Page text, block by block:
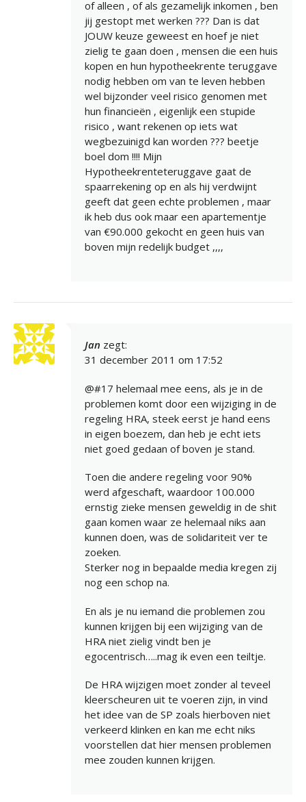
of alleen , of als gezamelijk inkomen , ben
jij gestopt met werken ??? Dan is dat
JOUW keuze geweest en hoef je niet
zielig te gaan doen , mensen die een huis
kopen en hun hypotheekrente teruggave
nodig hebben om van te leven hebben
wel bijzonder veel risico genomen met
hun financieën , eigenlijk een stupide
risico , want rekenen op iets wat
wegbezuinigd kan worden ??? beetje
boel dom !!!! Mijn
Hypotheekrenteteruggave gaat de
spaarrekening op en als hij verdwijnt
geeft dat geen echte problemen , maar
ik heb dus ook maar een apartementje
van €90.000 gekocht en geen huis van
boven mijn redelijk budget ,,,,
Jan zegt:
31 december 2011 om 17:52
@#17 helemaal mee eens, als je in de
problemen komt door een wijziging in de
regeling HRA, steek eerst je hand eens
in eigen boezem, dan heb je echt iets
niet goed gedaan of boven je stand.
Toen die andere regeling voor 90%
werd afgeschaft, waardoor 100.000
ernstig zieke mensen geweldig in de shit
gaan komen waar ze helemaal niks aan
kunnen doen, was de solidariteit ver te
zoeken.
Sterker nog in bepaalde media kregen zij
nog een schop na.
En als je nu iemand die problemen zou
kunnen krijgen bij een wijziging van de
HRA niet zielig vindt ben je
egocentrisch…..mag ik even een teiltje.
De HRA wijzigen moet zonder al teveel
kleerscheuren uit te voeren zijn, in vind
het idee van de SP zoals hierboven niet
verkeerd klinken en kan me echt niks
voorstellen dat hier mensen problemen
mee zouden kunnen krijgen.